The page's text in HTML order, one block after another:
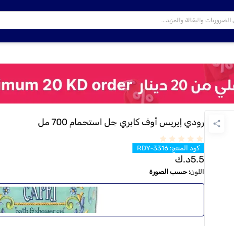
رودي إيريس أوف كابري جل استحمام 700 مل
كود المنتج:
RDY-3316
5.5د.ك
اللون:حسب الصورة